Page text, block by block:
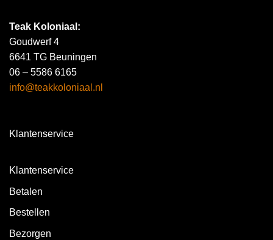
Teak Koloniaal :
Goudwerf 4
6641 TG Beuningen
06 – 5586 6165
info@teakkoloniaal.nl
Klantenservice
Klantenservice
Betalen
Bestellen
Bezorgen